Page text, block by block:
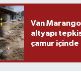
Van
altyapı
çamur içinde